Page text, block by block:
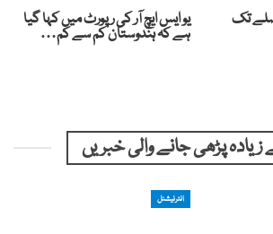
تک یو ایس ایچ آر کی رپورٹ میں کہا گیا
ہے کہ ہندوستان کم سے کم…
پڑھی جانے والی خبریں
انٹرنیشنل